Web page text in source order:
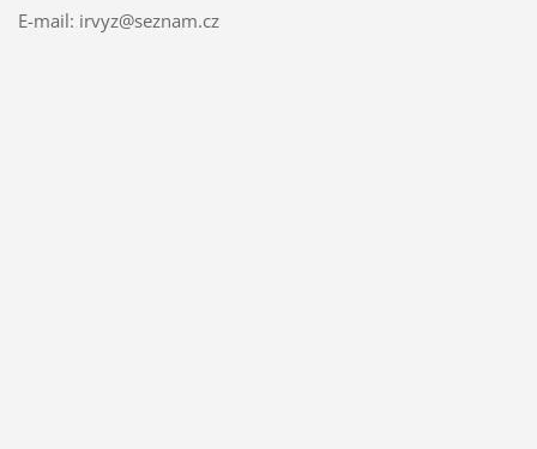
E-mail: irvyz@seznam.cz